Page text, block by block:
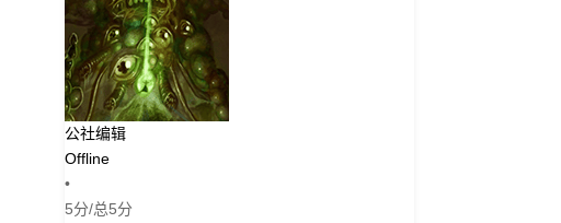
公社编辑
Offline
•
5分/总5分